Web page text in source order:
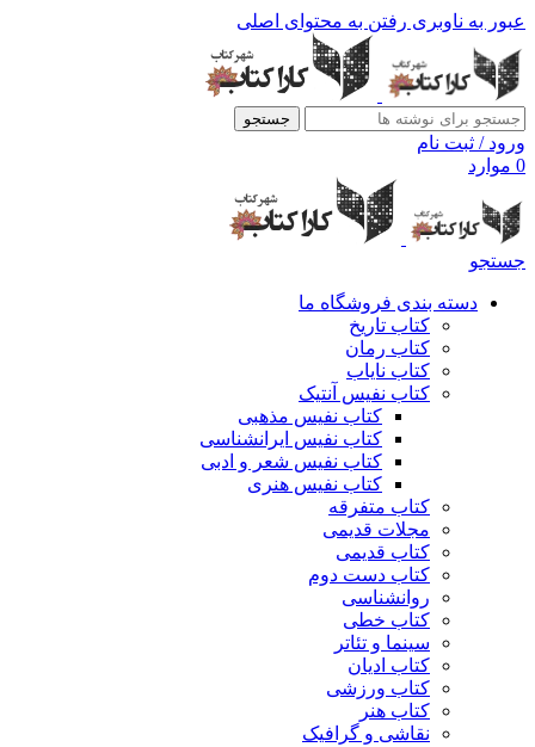
عبور به ناوبری رفتن به محتوای اصلی
جستجو
ورود / ثبت نام
0 موارد
جستجو
دسته بندی فروشگاه ما
کتاب تاریخ
کتاب رمان
کتاب نایاب
کتاب نفیس آنتیک
کتاب نفیس مذهبی
کتاب نفیس ایرانشناسی
کتاب نفیس شعر و ادبی
کتاب نفیس هنری
کتاب متفرقه
مجلات قدیمی
کتاب قدیمی
کتاب دست دوم
روانشناسی
کتاب خطی
سینما و تئاتر
کتاب ادیان
کتاب ورزشی
کتاب هنر
نقاشی و گرافیک